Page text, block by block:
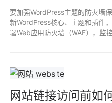
要加强WordPress主题的防火墙
新WordPress核心、主题和插件
署Web应用防火墙（WAF），监
网站链接访问前如